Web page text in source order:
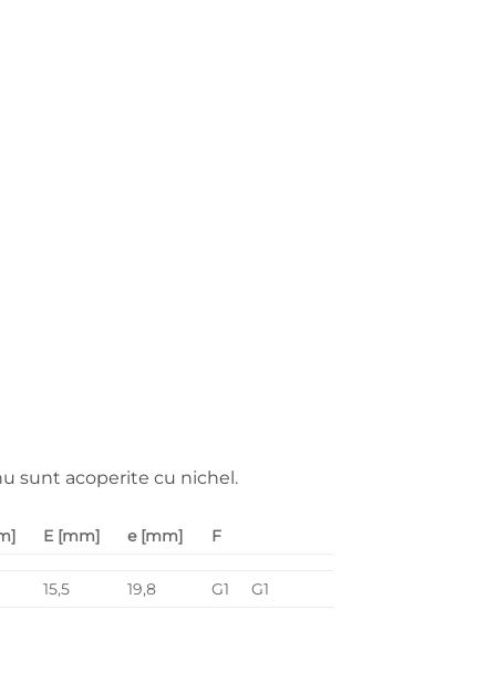
sunt acoperite cu nichel.
E [mm] e [mm] F
15,5 19,8 G1 G1